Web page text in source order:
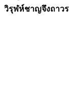
วิรุฬห์ชาญจึงถาวร